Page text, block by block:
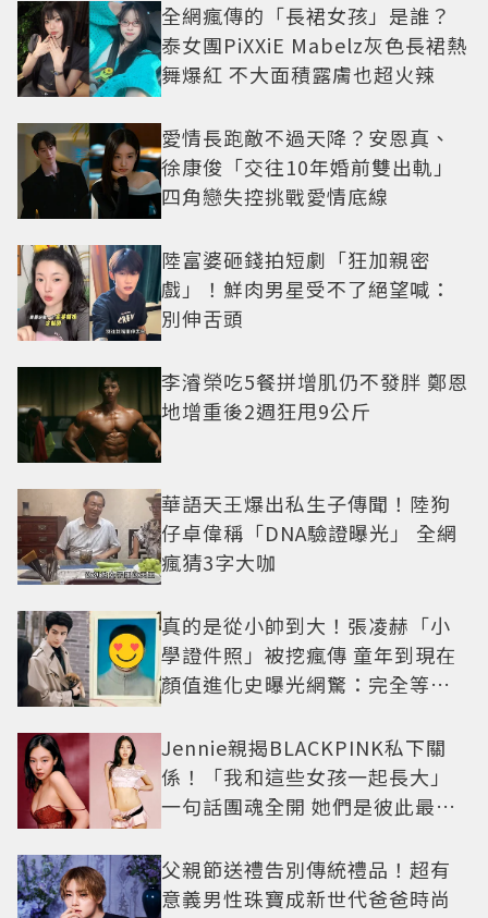
全網瘋傳的「長裙女孩」是誰？
泰女團PiXXiE Mabelz灰色長裙熱
舞爆紅 不大面積露膚也超火辣
愛情長跑敵不過天降？安恩真、
徐康俊「交往10年婚前雙出軌」
四角戀失控挑戰愛情底線
陸富婆砸錢拍短劇「狂加親密
戲」！鮮肉男星受不了絕望喊：
別伸舌頭
李濬榮吃5餐拼增肌仍不發胖 鄭恩
地增重後2週狂甩9公斤
華語天王爆出私生子傳聞！陸狗
仔卓偉稱「DNA驗證曝光」 全網
瘋猜3字大咖
真的是從小帥到大！張凌赫「小
學證件照」被挖瘋傳 童年到現在
顏值進化史曝光網驚：完全等比
Jennie親揭BLACKPINK私下關
係！「我和這些女孩一起長大」
一句話團魂全開 她們是彼此最強
父親節送禮告別傳統禮品！超有
意義男性珠寶成新世代爸爸時尚